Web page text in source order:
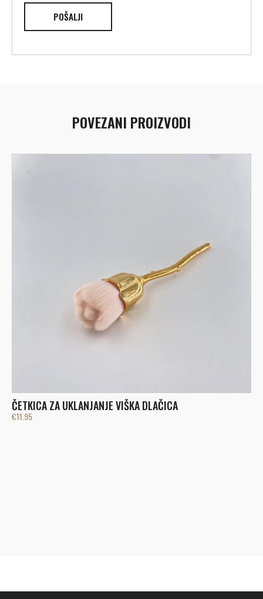
POVEZANI PROIZVODI
ČETKICA ZA UKLANJANJE VIŠKA DLAČICA
€11.95